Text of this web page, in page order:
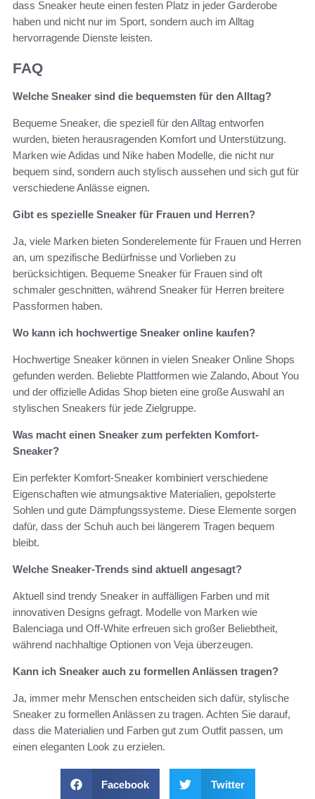
dass Sneaker heute einen festen Platz in jeder Garderobe
haben und nicht nur im Sport, sondern auch im Alltag
hervorragende Dienste leisten.
FAQ
Welche Sneaker sind die bequemsten für den Alltag?
Bequeme Sneaker, die speziell für den Alltag entworfen
wurden, bieten herausragenden Komfort und Unterstützung.
Marken wie Adidas und Nike haben Modelle, die nicht nur
bequem sind, sondern auch stylisch aussehen und sich gut für
verschiedene Anlässe eignen.
Gibt es spezielle Sneaker für Frauen und Herren?
Ja, viele Marken bieten Sonderelemente für Frauen und Herren
an, um spezifische Bedürfnisse und Vorlieben zu
berücksichtigen. Bequeme Sneaker für Frauen sind oft
schmaler geschnitten, während Sneaker für Herren breitere
Passformen haben.
Wo kann ich hochwertige Sneaker online kaufen?
Hochwertige Sneaker können in vielen Sneaker Online Shops
gefunden werden. Beliebte Plattformen wie Zalando, About You
und der offizielle Adidas Shop bieten eine große Auswahl an
stylischen Sneakers für jede Zielgruppe.
Was macht einen Sneaker zum perfekten Komfort-
Sneaker?
Ein perfekter Komfort-Sneaker kombiniert verschiedene
Eigenschaften wie atmungsaktive Materialien, gepolsterte
Sohlen und gute Dämpfungssysteme. Diese Elemente sorgen
dafür, dass der Schuh auch bei längerem Tragen bequem
bleibt.
Welche Sneaker-Trends sind aktuell angesagt?
Aktuell sind trendy Sneaker in auffälligen Farben und mit
innovativen Designs gefragt. Modelle von Marken wie
Balenciaga und Off-White erfreuen sich großer Beliebtheit,
während nachhaltige Optionen von Veja überzeugen.
Kann ich Sneaker auch zu formellen Anlässen tragen?
Ja, immer mehr Menschen entscheiden sich dafür, stylische
Sneaker zu formellen Anlässen zu tragen. Achten Sie darauf,
dass die Materialien und Farben gut zum Outfit passen, um
einen eleganten Look zu erzielen.
Facebook Twitter